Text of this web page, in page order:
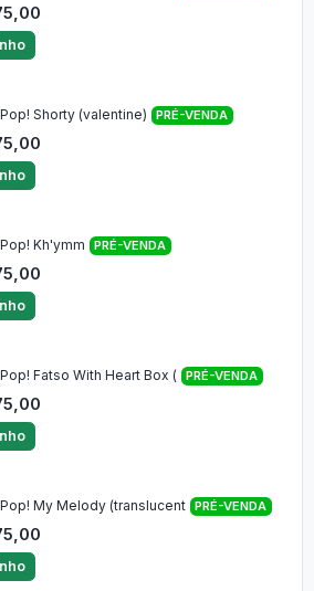
Shorty (valentine) PRÉ-VENDA
Kh'ymm PRÉ-VENDA
Fatso With Heart Box ( PRÉ-VENDA
My Melody (translucent PRÉ-VENDA